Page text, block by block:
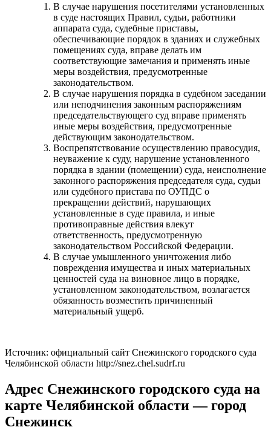
В случае нарушения посетителями установленных
в суде настоящих Правил, судьи, работники
аппарата суда, судебные приставы,
обеспечивающие порядок в зданиях и служебных
помещениях суда, вправе делать им
соответствующие замечания и применять иные
меры воздействия, предусмотренные
законодательством.
В случае нарушения порядка в судебном заседании
или неподчинения законным распоряжениям
председательствующего суд вправе применять
иные меры воздействия, предусмотренные
действующим законодательством.
Воспрепятствование осуществлению правосудия,
неуважение к суду, нарушение установленного
порядка в здании (помещении) суда, неисполнение
законного распоряжения председателя суда, судьи
или судебного пристава по ОУПДС о
прекращении действий, нарушающих
установленные в суде правила, и иные
противоправные действия влекут
ответственность, предусмотренную
законодательством Российской Федерации.
В случае умышленного уничтожения либо
повреждения имущества и иных материальных
ценностей суда на виновное лицо в порядке,
установленном законодательством, возлагается
обязанность возместить причиненный
материальный ущерб.
Источник: официальный сайт Снежинского городского суда
Челябинской области http://snez.chel.sudrf.ru
Адрес Снежинского городского суда на
карте Челябинской области — город
Снежинск